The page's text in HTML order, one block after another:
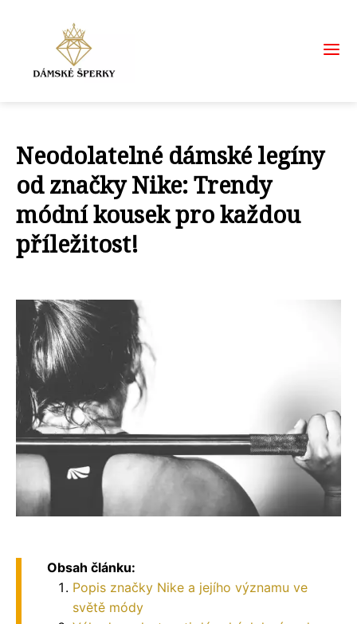
Neodolatelné dámské legíny
od značky Nike: Trendy
módní kousek pro každou
příležitost!
Obsah článku:
Popis značky Nike a jejího významu ve
světě módy